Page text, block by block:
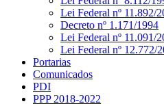
Lei Federal nº 11.892/
Decreto nº 1.171/1994
Lei Federal nº 11.091/
Lei Federal nº 12.772/
Portarias
Comunicados
PDI
PPP 2018-2022